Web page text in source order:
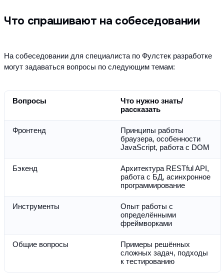
Что спрашивают на собеседовании
На собеседовании для специалиста по Фулстек разработке
могут задаваться вопросы по следующим темам:
Вопросы
Что нужно знать/
рассказать
Фронтенд
Принципы работы
браузера, особенности
JavaScript, работа с DOM
Бэкенд
Архитектура RESTful API,
работа с БД, асинхронное
программирование
Инструменты
Опыт работы с
определёнными
фреймворками
Общие вопросы
Примеры решённых
сложных задач, подходы
к тестированию